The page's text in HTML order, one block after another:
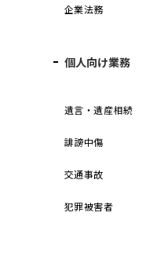
企業法務
個人向け業務
遺言・遺産相続
誹謗中傷
交通事故
犯罪被害者